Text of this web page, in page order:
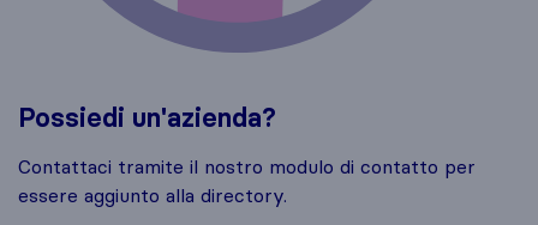
Possiedi un'azienda?
Contattaci tramite il nostro modulo di contatto per
essere aggiunto alla directory.